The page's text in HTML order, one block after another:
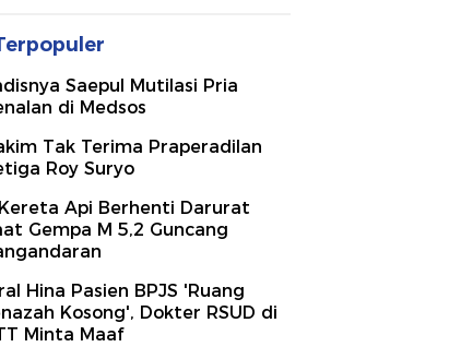
Saepul Mutilasi Pria
di Medsos
Tak Terima Praperadilan
Roy Suryo
Api Berhenti Darurat
Gempa M 5,2 Guncang
Hina Pasien BPJS 'Ruang
Kosong', Dokter RSUD di
Minta Maaf